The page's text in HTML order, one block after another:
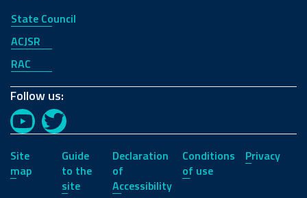
State Council
ACJSR
RAC
Follow us:
YouTubeTwitter
Site
map
Guide
to the
site
Declaration
of
Accessibility
Conditions
of use
Privacy